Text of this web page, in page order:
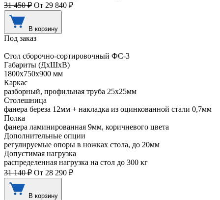
31 450 ₽ От 29 840 ₽
В корзину
Под заказ
Стол сборочно-сортировочный ФС-3
Габариты (ДхШхВ)
1800х750х900 мм
Каркас
разборный, профильная труба 25х25мм
Столешница
фанера береза 12мм + накладка из оцинкованной стали 0,7мм
Полка
фанера ламинированная 9мм, коричневого цвета
Дополнительные опции
регулируемые опоры в ножках стола, до 20мм
Допустимая нагрузка
распределенная нагрузка на стол до 300 кг
31 140 ₽ От 28 290 ₽
В корзину